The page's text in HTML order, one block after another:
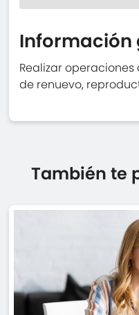
Información
Realizar
de renuevo,
También te